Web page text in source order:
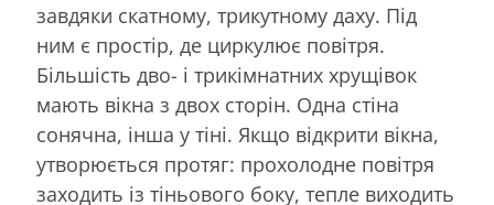
завдяки скатному, трикутному даху. Під
ним є простір, де циркулює повітря.
Більшість дво- і трикімнатних хрущівок
мають вікна з двох сторін. Одна стіна
сонячна, інша у тіні. Якщо відкрити вікна,
утворюється протяг: прохолодне повітря
заходить із тіньового боку, тепле виходить